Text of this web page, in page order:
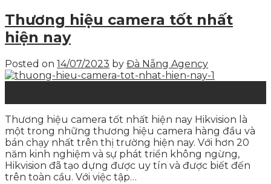
Thương hiệu camera tốt nhất
hiện nay
Posted on 14/07/2023 by Đà Nẵng Agency
Thương hiệu camera tốt nhất hiện nay Hikvision là
một trong những thương hiệu camera hàng đầu và
bán chạy nhất trên thị trường hiện nay. Với hơn 20
năm kinh nghiệm và sự phát triển không ngừng,
Hikvision đã tạo dựng được uy tín và được biết đến
trên toàn cầu. Với việc tập…